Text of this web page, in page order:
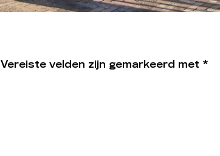
Vereiste velden zijn gemarkeerd met *